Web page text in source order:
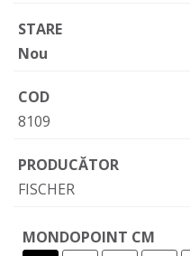
STARE
Nou
COD
8109
PRODUCĂTOR
FISCHER
MONDOPOINT CM